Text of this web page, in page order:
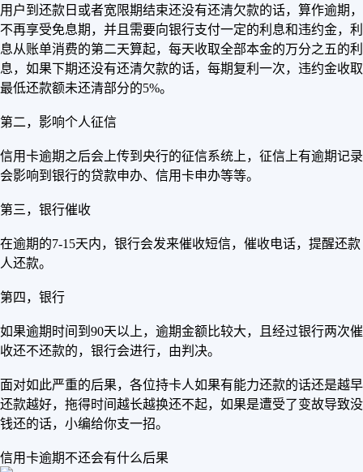
用户到还款日或者宽限期结束还没有还清欠款的话，算作逾期，
不再享受免息期，并且需要向银行支付一定的利息和违约金，利
息从账单消费的第二天算起，每天收取全部本金的万分之五的利
息，如果下期还没有还清欠款的话，每期复利一次，违约金收取
最低还款额未还清部分的5%。
第二，影响个人征信
信用卡逾期之后会上传到央行的征信系统上，征信上有逾期记录
会影响到银行的贷款申办、信用卡申办等等。
第三，银行催收
在逾期的7-15天内，银行会发来催收短信，催收电话，提醒还款
人还款。
第四，银行
如果逾期时间到90天以上，逾期金额比较大，且经过银行两次催
收还不还款的，银行会进行，由判决。
面对如此严重的后果，各位持卡人如果有能力还款的话还是越早
还款越好，拖得时间越长越换还不起，如果是遭受了变故导致没
钱还的话，小编给你支一招。
信用卡逾期不还会有什么后果